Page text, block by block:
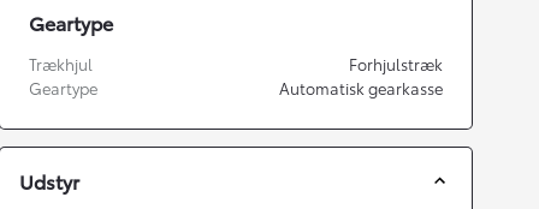
Geartype
Trækhjul
Forhjulstræk
Geartype
Automatisk gearkasse
Udstyr